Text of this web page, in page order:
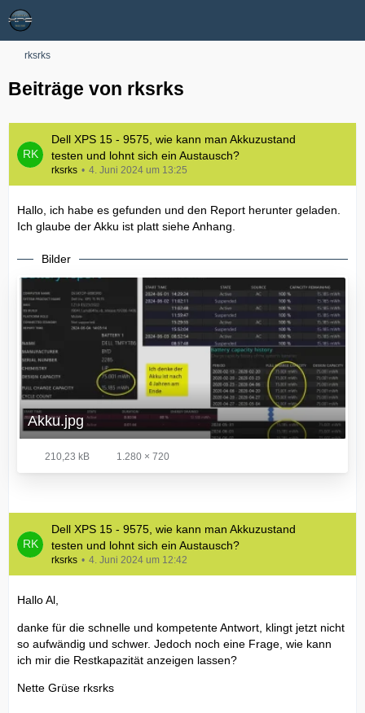
rksrks
Beiträge von rksrks
Dell XPS 15 - 9575, wie kann man Akkuzustand
testen und lohnt sich ein Austausch?
rksrks 4. Juni 2024 um 13:25
Hallo, ich habe es gefunden und den Report herunter geladen.
Ich glaube der Akku ist platt siehe Anhang.
Bilder
Akku.jpg
210,23 kB 1.280 × 720
Dell XPS 15 - 9575, wie kann man Akkuzustand
testen und lohnt sich ein Austausch?
rksrks 4. Juni 2024 um 12:42
Hallo Al,
danke für die schnelle und kompetente Antwort, klingt jetzt nicht
so aufwändig und schwer. Jedoch noch eine Frage, wie kann
ich mir die Restkapazität anzeigen lassen?
Nette Grüse rksrks